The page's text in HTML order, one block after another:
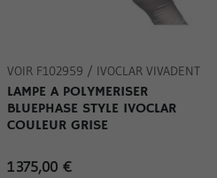
VOIR F102959 / IVOCLAR VIVADENT
LAMPE A POLYMERISER
BLUEPHASE STYLE IVOCLAR
COULEUR GRISE
1 375,00 €